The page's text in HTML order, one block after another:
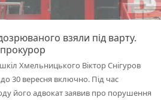
взяли під варту.
Хмельницького Віктор Снігуров
30 вересня включно. Під час
його адвокат заявив про порушення